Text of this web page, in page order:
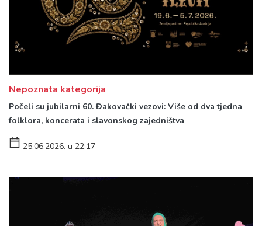
Nepoznata kategorija
Počeli su jubilarni 60. Đakovački vezovi: Više od dva tjedna
folklora, koncerata i slavonskog zajedništva
25.06.2026. u 22:17